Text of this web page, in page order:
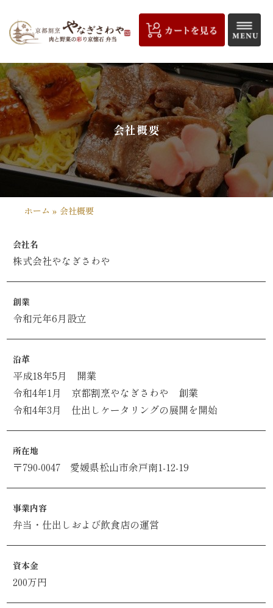
ツ
へ
ス
キ
プ
京
都
割
烹
や
な
さ
や
司・
盛
合
わ
だ
わ
会社概要
ホーム » 会社概要
会社名
株式会社やなぎさわや
創業
令和元年6月設立
沿革
平成18年5月 開業
令和4年1月 京都割烹やなぎさわや 創業
令和4年3月 仕出しケータリングの展開を開始
所在地
〒790-0047 愛媛県松山市余戸南1-12-19
事業内容
弁当・仕出しおよび飲食店の運営
資本金
200万円